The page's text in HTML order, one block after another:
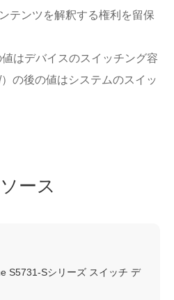
テンツを解釈する権利を留保
はデバイスのスイッチング容
の後の値はシステムのスイッ
ース
S5731-Sシリーズ スイッチ デ